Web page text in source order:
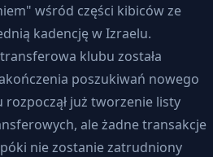
wśród części kibiców ze
kadencję w Izraelu.
klubu została
poszukiwań nowego
rozpoczął już tworzenie listy
ale żadne transakcje
nie zostanie zatrudniony